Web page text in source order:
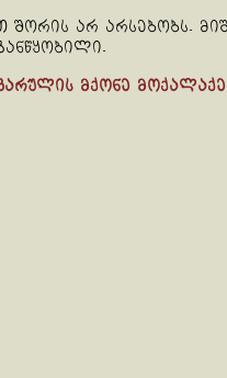
არ არსებობს.
მქონე